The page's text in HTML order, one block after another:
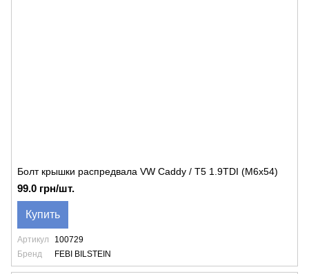
Болт крышки распредвала VW Caddy / T5 1.9TDI (M6x54)
99.0 грн/шт.
Купить
Артикул
100729
Бренд
FEBI BILSTEIN